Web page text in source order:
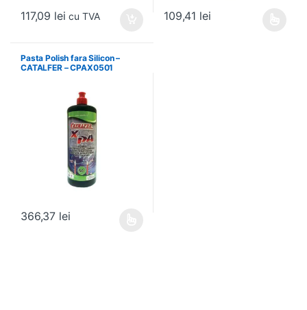
117,09 lei cu TVA 109,41 lei
Pasta Polish fara Silicon –
CATALFER – CPAX0501
366,37 lei